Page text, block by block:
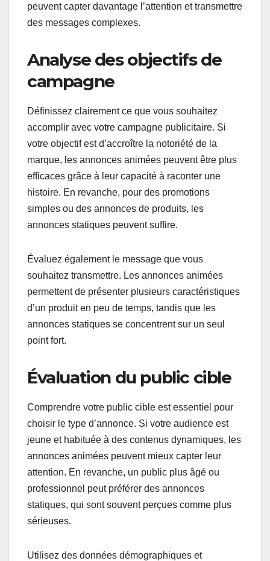
peuvent capter davantage l’attention et transmettre
des messages complexes.
Analyse des objectifs de
campagne
Définissez clairement ce que vous souhaitez
accomplir avec votre campagne publicitaire. Si
votre objectif est d’accroître la notoriété de la
marque, les annonces animées peuvent être plus
efficaces grâce à leur capacité à raconter une
histoire. En revanche, pour des promotions
simples ou des annonces de produits, les
annonces statiques peuvent suffire.
Évaluez également le message que vous
souhaitez transmettre. Les annonces animées
permettent de présenter plusieurs caractéristiques
d’un produit en peu de temps, tandis que les
annonces statiques se concentrent sur un seul
point fort.
Évaluation du public cible
Comprendre votre public cible est essentiel pour
choisir le type d’annonce. Si votre audience est
jeune et habituée à des contenus dynamiques, les
annonces animées peuvent mieux capter leur
attention. En revanche, un public plus âgé ou
professionnel peut préférer des annonces
statiques, qui sont souvent perçues comme plus
sérieuses.
Utilisez des données démographiques et